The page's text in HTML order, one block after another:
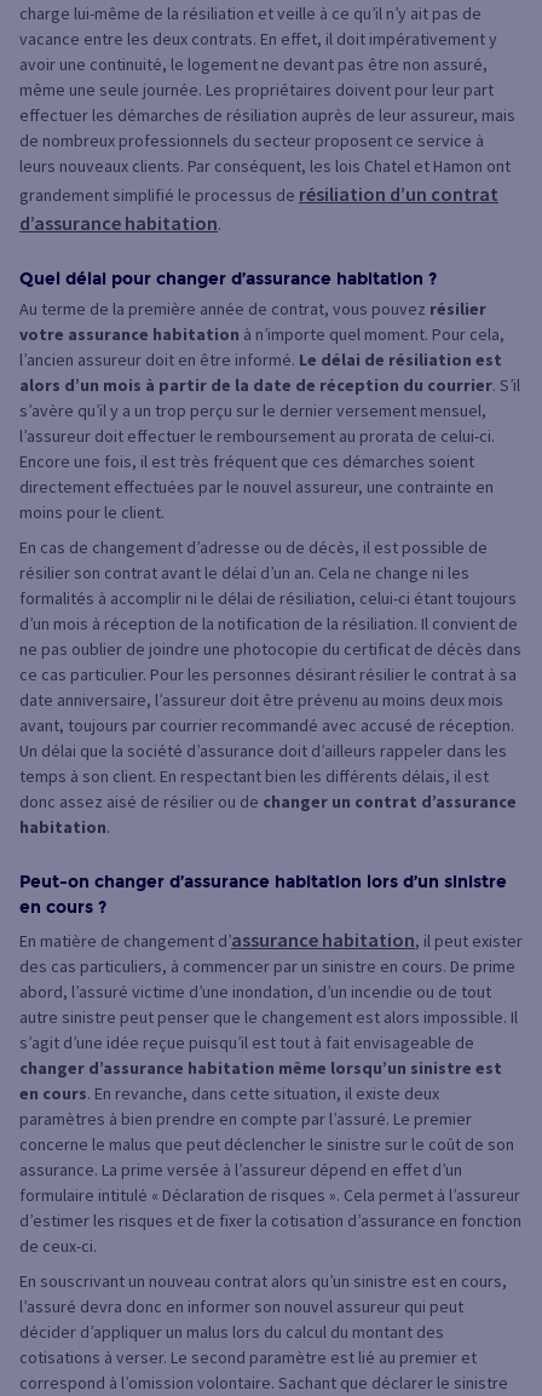
charge lui-même de la résiliation et veille à ce qu’il n’y ait pas de
vacance entre les deux contrats. En effet, il doit impérativement y
avoir une continuité, le logement ne devant pas être non assuré,
même une seule journée. Les propriétaires doivent pour leur part
effectuer les démarches de résiliation auprès de leur assureur, mais
de nombreux professionnels du secteur proposent ce service à
leurs nouveaux clients. Par conséquent, les lois Chatel et Hamon ont
grandement simplifié le processus de résiliation d’un contrat
d’assurance habitation.
Quel délai pour changer d’assurance habitation ?
Au terme de la première année de contrat, vous pouvez résilier
votre assurance habitation à n’importe quel moment. Pour cela,
l’ancien assureur doit en être informé. Le délai de résiliation est
alors d’un mois à partir de la date de réception du courrier. S’il
s’avère qu’il y a un trop perçu sur le dernier versement mensuel,
l’assureur doit effectuer le remboursement au prorata de celui-ci.
Encore une fois, il est très fréquent que ces démarches soient
directement effectuées par le nouvel assureur, une contrainte en
moins pour le client.
En cas de changement d’adresse ou de décès, il est possible de
résilier son contrat avant le délai d’un an. Cela ne change ni les
formalités à accomplir ni le délai de résiliation, celui-ci étant toujours
d’un mois à réception de la notification de la résiliation. Il convient de
ne pas oublier de joindre une photocopie du certificat de décès dans
ce cas particulier. Pour les personnes désirant résilier le contrat à sa
date anniversaire, l’assureur doit être prévenu au moins deux mois
avant, toujours par courrier recommandé avec accusé de réception.
Un délai que la société d’assurance doit d’ailleurs rappeler dans les
temps à son client. En respectant bien les différents délais, il est
donc assez aisé de résilier ou de changer un contrat d’assurance
habitation.
Peut-on changer d’assurance habitation lors d’un sinistre
en cours ?
En matière de changement d’assurance habitation, il peut exister
des cas particuliers, à commencer par un sinistre en cours. De prime
abord, l’assuré victime d’une inondation, d’un incendie ou de tout
autre sinistre peut penser que le changement est alors impossible. Il
s’agit d’une idée reçue puisqu’il est tout à fait envisageable de
changer d’assurance habitation même lorsqu’un sinistre est
en cours. En revanche, dans cette situation, il existe deux
paramètres à bien prendre en compte par l’assuré. Le premier
concerne le malus que peut déclencher le sinistre sur le coût de son
assurance. La prime versée à l’assureur dépend en effet d’un
formulaire intitulé « Déclaration de risques ». Cela permet à l’assureur
d’estimer les risques et de fixer la cotisation d’assurance en fonction
de ceux-ci.
En souscrivant un nouveau contrat alors qu’un sinistre est en cours,
l’assuré devra donc en informer son nouvel assureur qui peut
décider d’appliquer un malus lors du calcul du montant des
cotisations à verser. Le second paramètre est lié au premier et
correspond à l’omission volontaire. Sachant que déclarer le sinistre